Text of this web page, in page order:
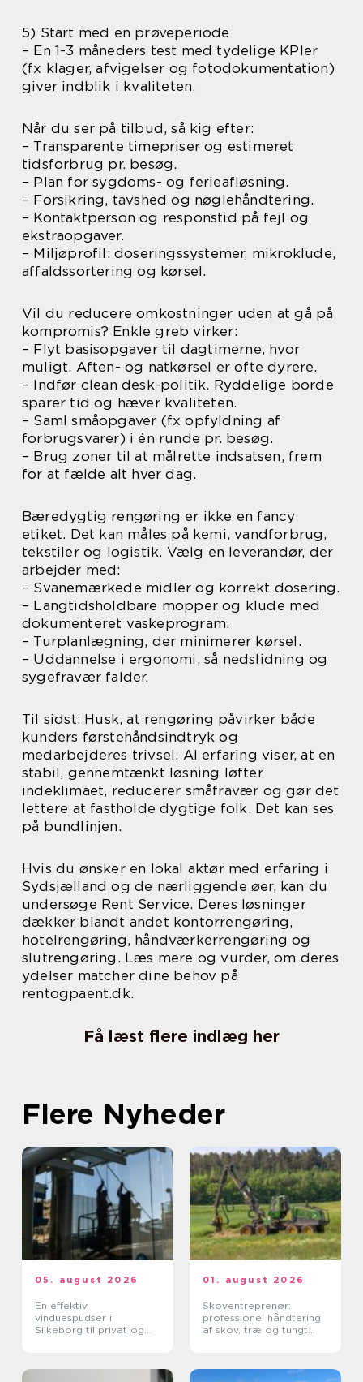
5) Start med en prøveperiode
– En 1-3 måneders test med tydelige KPIer
(fx klager, afvigelser og fotodokumentation)
giver indblik i kvaliteten.
Når du ser på tilbud, så kig efter:
– Transparente timepriser og estimeret
tidsforbrug pr. besøg.
– Plan for sygdoms- og ferieafløsning.
– Forsikring, tavshed og nøglehåndtering.
– Kontaktperson og responstid på fejl og
ekstraopgaver.
– Miljøprofil: doseringssystemer, mikroklude,
affaldssortering og kørsel.
Vil du reducere omkostninger uden at gå på
kompromis? Enkle greb virker:
– Flyt basisopgaver til dagtimerne, hvor
muligt. Aften- og natkørsel er ofte dyrere.
– Indfør clean desk-politik. Ryddelige borde
sparer tid og hæver kvaliteten.
– Saml småopgaver (fx opfyldning af
forbrugsvarer) i én runde pr. besøg.
– Brug zoner til at målrette indsatsen, frem
for at fælde alt hver dag.
Bæredygtig rengøring er ikke en fancy
etiket. Det kan måles på kemi, vandforbrug,
tekstiler og logistik. Vælg en leverandør, der
arbejder med:
– Svanemærkede midler og korrekt dosering.
– Langtidsholdbare mopper og klude med
dokumenteret vaskeprogram.
– Turplanlægning, der minimerer kørsel.
– Uddannelse i ergonomi, så nedslidning og
sygefravær falder.
Til sidst: Husk, at rengøring påvirker både
kunders førstehåndsindtryk og
medarbejderes trivsel. Al erfaring viser, at en
stabil, gennemtænkt løsning løfter
indeklimaet, reducerer småfravær og gør det
lettere at fastholde dygtige folk. Det kan ses
på bundlinjen.
Hvis du ønsker en lokal aktør med erfaring i
Sydsjælland og de nærliggende øer, kan du
undersøge Rent Service. Deres løsninger
dækker blandt andet kontorrengøring,
hotelrengøring, håndværkerrengøring og
slutrengøring. Læs mere og vurder, om deres
ydelser matcher dine behov på
rentogpaent.dk.
Få læst flere indlæg her
Flere Nyheder
05. august 2026
En effektiv
vinduespudser i
Silkeborg til privat og
01. august 2026
Skoventreprenør:
professionel håndtering
af skov, træ og tungt